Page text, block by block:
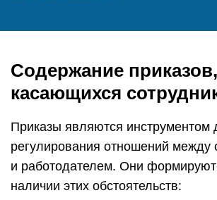
Содержание приказов,
касающихся
Приказы являются инструментом
регулирования отношений между
и работодателем. Они
наличии этих обстоятельств: